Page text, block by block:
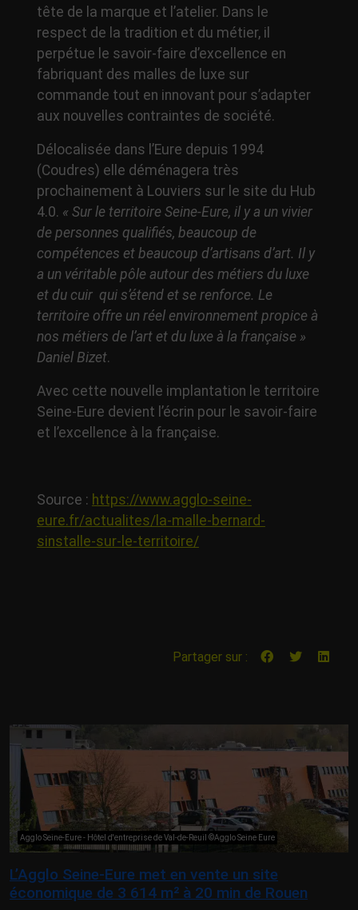
tête de la marque et l’atelier. Dans le
respect de la tradition et du métier, il
perpétue le savoir-faire d’excellence en
fabriquant des malles de luxe sur
commande tout en innovant pour s’adapter
aux nouvelles contraintes de société.
Délocalisée dans l’Eure depuis 1994
(Coudres) elle déménagera très
prochainement à Louviers sur le site du Hub
4.0. « Sur le territoire Seine-Eure, il y a un vivier
de personnes qualifiés, beaucoup de
compétences et beaucoup d’artisans d’art. Il y
a un véritable pôle autour des métiers du luxe
et du cuir qui s’étend et se renforce. Le
territoire offre un réel environnement propice à
nos métiers de l’art et du luxe à la française »
Daniel Bizet.
Avec cette nouvelle implantation le territoire
Seine-Eure devient l’écrin pour le savoir-faire
et l’excellence à la française.
Source : https://www.agglo-seine-
eure.fr/actualites/la-malle-bernard-
sinstalle-sur-le-territoire/
Partager sur :
Agglo Seine-Eure - Hôtel d'entreprise de Val-de-Reuil ©Agglo Seine Eure
L’Agglo Seine-Eure met en vente un site
économique de 3 614 m² à 20 min de Rouen